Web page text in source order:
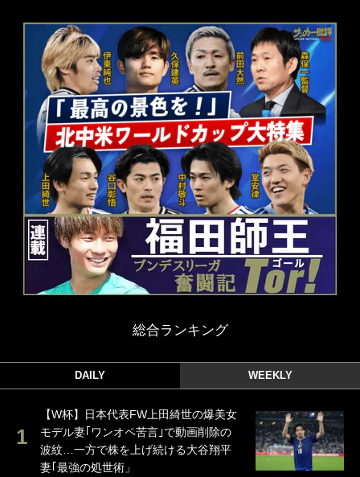
総合ランキング
DAILY WEEKLY
【W杯】日本代表FW上田綺世の爆美女
モデル妻｢ワンオペ苦言｣で動画削除の
波紋…一方で株を上げ続ける大谷翔平
妻｢最強の処世術」